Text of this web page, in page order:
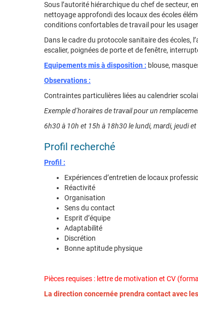
Sous l’autorité hiérarchique du chef de secteur,
nettoyage approfondi des locaux des écoles
conditions confortables de travail pour les
Dans le cadre du protocole sanitaire des écoles,
escalier, poignées de porte et de fenêtre,
Equipements mis à disposition : blouse,
Observations :
Contraintes particulières liées au calendrier
Exemple d’horaires de travail pour un
6h30 à 10h et 15h à 18h30 le lundi, mardi, jeudi
Profil recherché
Profil :
Expériences d’entretien de locaux
Réactivité
Organisation
Sens du contact
Esprit d’équipe
Adaptabilité
Discrétion
Bonne aptitude physique
Pièces requises : lettre de motivation et CV
La direction concernée prendra contact avec